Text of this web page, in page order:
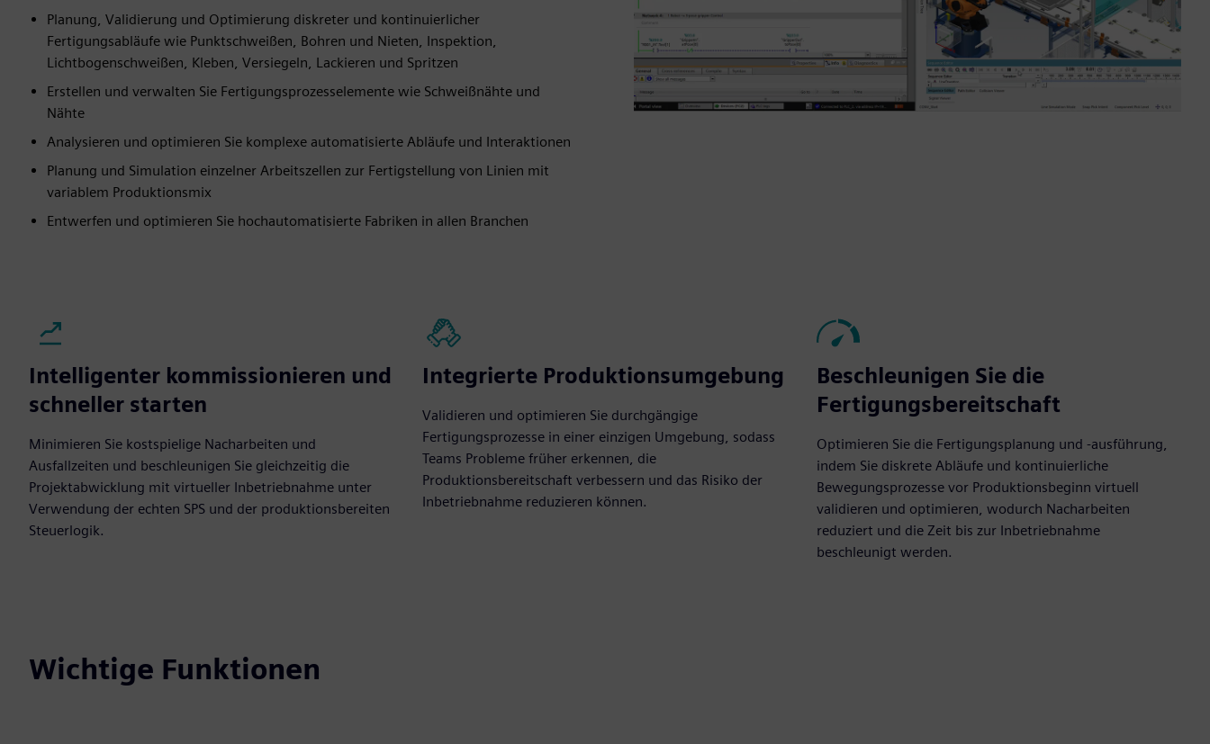
Planung, Validierung und Optimierung diskreter und kontinuierlicher
Fertigungsabläufe wie Punktschweißen, Bohren und Nieten, Inspektion,
Lichtbogenschweißen, Kleben, Versiegeln, Lackieren und Spritzen
Erstellen und verwalten Sie Fertigungsprozesselemente wie Schweißnähte und
Nähte
Analysieren und optimieren Sie komplexe automatisierte Abläufe und Interaktionen
Planung und Simulation einzelner Arbeitszellen zur Fertigstellung von Linien mit
variablem Produktionsmix
Entwerfen und optimieren Sie hochautomatisierte Fabriken in allen Branchen
Intelligenter kommissionieren und
schneller starten
Minimieren Sie kostspielige Nacharbeiten und
Ausfallzeiten und beschleunigen Sie gleichzeitig die
Projektabwicklung mit virtueller Inbetriebnahme unter
Verwendung der echten SPS und der produktionsbereiten
Steuerlogik.
Integrierte Produktionsumgebung
Validieren und optimieren Sie durchgängige
Fertigungsprozesse in einer einzigen Umgebung, sodass
Teams Probleme früher erkennen, die
Produktionsbereitschaft verbessern und das Risiko der
Inbetriebnahme reduzieren können.
Beschleunigen Sie die
Fertigungsbereitschaft
Optimieren Sie die Fertigungsplanung und -ausführung,
indem Sie diskrete Abläufe und kontinuierliche
Bewegungsprozesse vor Produktionsbeginn virtuell
validieren und optimieren, wodurch Nacharbeiten
reduziert und die Zeit bis zur Inbetriebnahme
beschleunigt werden.
Wichtige Funktionen